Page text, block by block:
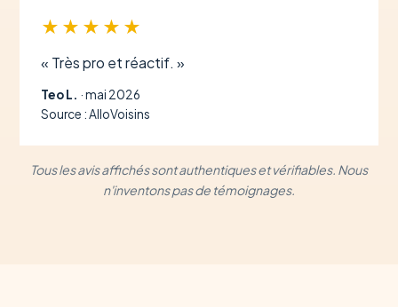
★★★★★
« Très pro et réactif. »
Teo L. · mai 2026
Source : AlloVoisins
Tous les avis affichés sont authentiques et vérifiables. Nous
n'inventons pas de témoignages.